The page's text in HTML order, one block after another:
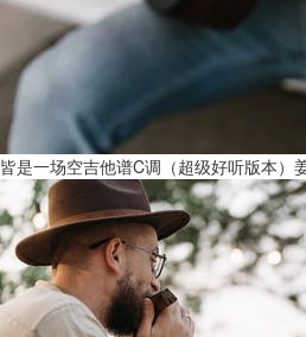
皆是一场空吉他谱C调（超级好听版本）